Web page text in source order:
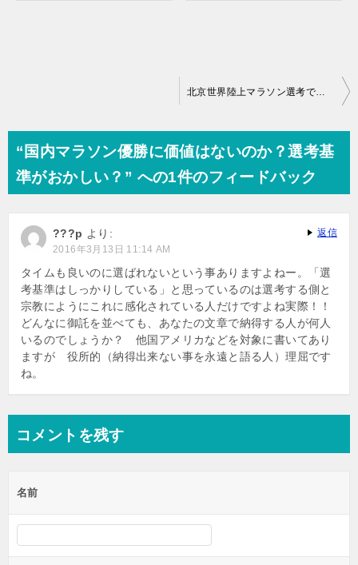
ビ
ゲ
シ
ョ
ン
“国内マラソン優勝に価値はないのか？選考基
準がおかしい？” への1件のフィードバック
???p より:
2016年3月13日 11:14 AM
タイムも良いのに選ばれないという事ありますよねー。「選
考基準はしっかりしている」と思っているのは選考する側と
宗教にようにこれに感化されている人だけですよね実際！！
どんなに御託を並べても、あなたの文章で納得する人が何人
いるのでしょうか？ 他国アメリカなどを対象に書いてあり
ますが 役所的（納得出来ない事を永遠と語る人）理屈です
ね。
返信
コメントを残す
名前